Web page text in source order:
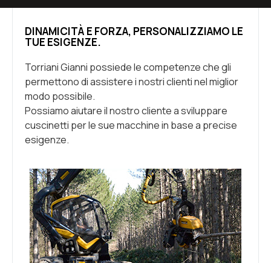
DINAMICITÀ E FORZA, PERSONALIZZIAMO LE
TUE ESIGENZE.
Torriani Gianni possiede le competenze che gli
permettono di assistere i nostri clienti nel miglior
modo possibile.
Possiamo aiutare il nostro cliente a sviluppare
cuscinetti per le sue macchine in base a precise
esigenze.